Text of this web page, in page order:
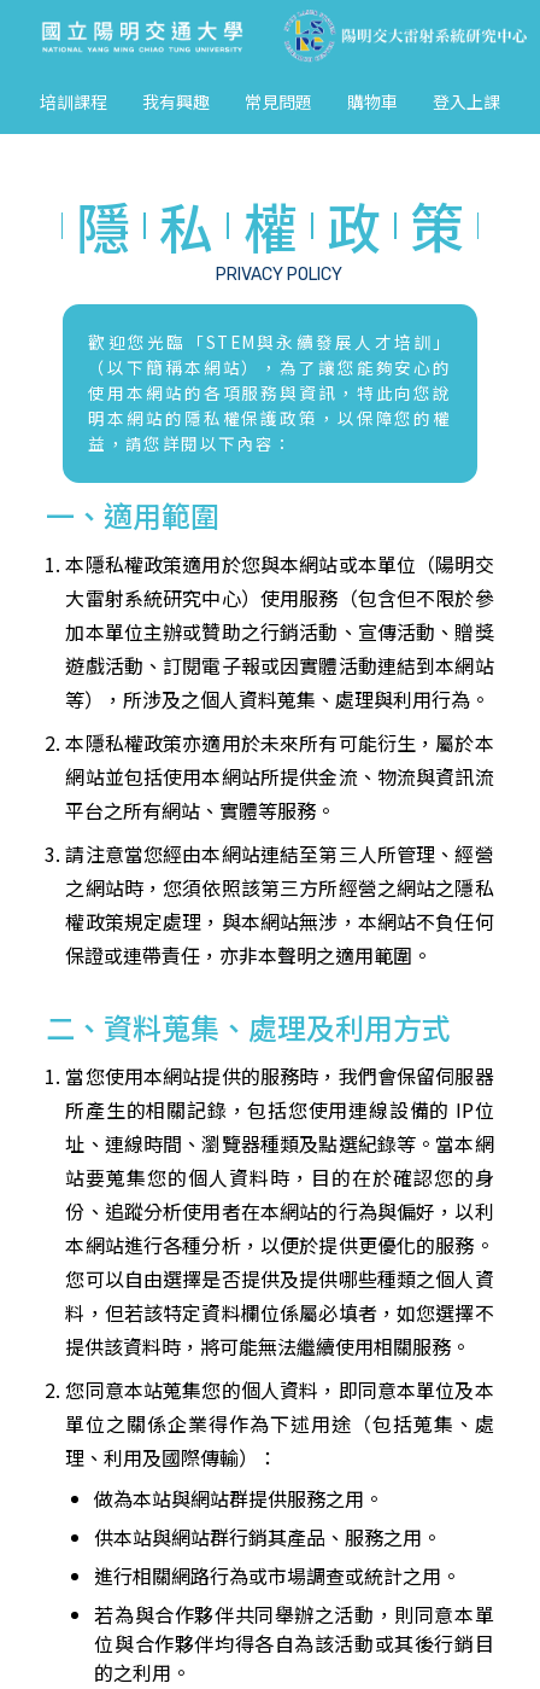
培訓課程 我有興趣 常見問題 購物車 登入上課
隱 私 權 政 策
PRIVACY POLICY
歡迎您光臨「STEM與永續發展人才培訓」
（以下簡稱本網站），為了讓您能夠安心的
使用本網站的各項服務與資訊，特此向您說
明本網站的隱私權保護政策，以保障您的權
益，請您詳閱以下內容：
一、適用範圍
本隱私權政策適用於您與本網站或本單位（陽明交
大雷射系統研究中心）使用服務（包含但不限於參
加本單位主辦或贊助之行銷活動、宣傳活動、贈獎
遊戲活動、訂閱電子報或因實體活動連結到本網站
等），所涉及之個人資料蒐集、處理與利用行為。
本隱私權政策亦適用於未來所有可能衍生，屬於本
網站並包括使用本網站所提供金流、物流與資訊流
平台之所有網站、實體等服務。
請注意當您經由本網站連結至第三人所管理、經營
之網站時，您須依照該第三方所經營之網站之隱私
權政策規定處理，與本網站無涉，本網站不負任何
保證或連帶責任，亦非本聲明之適用範圍。
二、資料蒐集、處理及利用方式
當您使用本網站提供的服務時，我們會保留伺服器
所產生的相關記錄，包括您使用連線設備的 IP位
址、連線時間、瀏覽器種類及點選紀錄等。當本網
站要蒐集您的個人資料時，目的在於確認您的身
份、追蹤分析使用者在本網站的行為與偏好，以利
本網站進行各種分析，以便於提供更優化的服務。
您可以自由選擇是否提供及提供哪些種類之個人資
料，但若該特定資料欄位係屬必填者，如您選擇不
提供該資料時，將可能無法繼續使用相關服務。
您同意本站蒐集您的個人資料，即同意本單位及本
單位之關係企業得作為下述用途（包括蒐集、處
理、利用及國際傳輸）：
做為本站與網站群提供服務之用。
供本站與網站群行銷其產品、服務之用。
進行相關網路行為或市場調查或統計之用。
若為與合作夥伴共同舉辦之活動，則同意本單
位與合作夥伴均得各自為該活動或其後行銷目
的之利用。